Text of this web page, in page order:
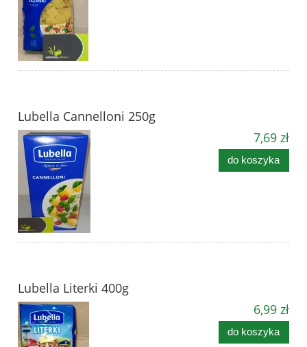
Lubella Cannelloni 250g
7,69 zł
do koszyka
Lubella Literki 400g
6,99 zł
do koszyka